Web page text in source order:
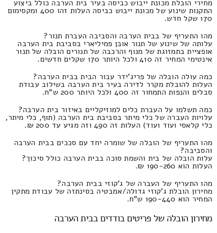
מחירי הובלת מכונת ייבוש כביסה בעיר בית הערבה כולל ביצוע
התקנות שינוע של מכונת ייבוש כביסה העלות זהו 400 ומקסימום
170 שקל חדש.
מהו התעריף של בבית הערבה והסביבה העברת תנור?
עלותה של שינוע של תנור אובן פמיליארי בסביבת בית הערבה
אופציית בתמזוגת של מנוף והרכבה של תנורים הובלה של תנור
אינטימי המחיר זה 410 ולכל היותר 170 שקלים חדשים.
כמה עולה הובלה של פריג'ידר עבור הבית בבית הערבה?
העלות להובלת מקרר לדירה בעיר בית הערבה בשילוב עבודת
סבלים והנפות התמחור זה 400 ולכל היותר 200 ש"ח.
כמה תשלמו על העברת כלים למוזיקליים באיזור בית הערבה?
עלויות העברה של כלי מיתר בסביבת בית הערבה (תוף, כלי מיתר,
כלי קלאסי ועוד ועוד) העלות זה 490 וזה מגיע עד 200 ₪.
מהו התעריף של הובלה של שומרה יחד עם סככים בבית הערבה
והסביבה?
עלות הובלה של בית והשמת סוכה בבית הערבה כולל סיכוך?
העלות הוא 190-260 ₪.
מהו התעריף של העברה של ג'קוזי בבית הערבה?
מחירון הובלת ג'קוזי גדולה/אמבטיה בסינתזה של עבודת מתקין
המחיר הוא 190-440 ש"ח.
מחירון הובלה של פריטים בודדים בבית הערבה